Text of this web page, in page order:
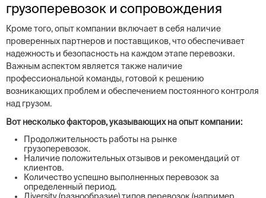
грузоперевозок и сопровождения
Кроме того, опыт компании включает в себя наличие
проверенных партнеров и поставщиков, что обеспечивает
надежность и безопасность на каждом этапе перевозки.
Важным аспектом является также наличие
профессиональной команды, готовой к решению
возникающих проблем и обеспечением постоянного контроля
над грузом.
Вот несколько факторов, указывающих на опыт компании:
Продолжительность работы на рынке
грузоперевозок.
Наличие положительных отзывов и рекомендаций от
клиентов.
Количество успешно выполненных перевозок за
определенный период.